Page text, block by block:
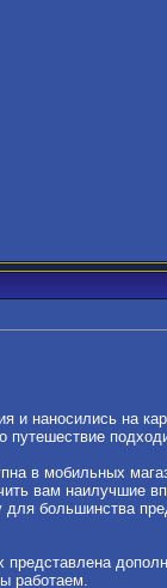
наносились на
путешествие
в мобильных
вам наилучшие
большинства
работаем.